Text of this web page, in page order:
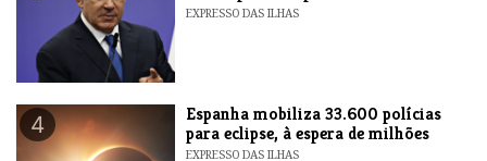
EXPRESSO DAS ILHAS
4
Espanha mobiliza 33.600 polícias
para eclipse, à espera de milhões
EXPRESSO DAS ILHAS